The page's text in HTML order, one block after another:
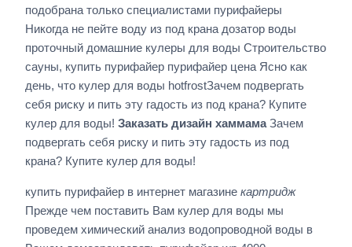
подобрана только специалистами пурифайеры
Никогда не пейте воду из под крана дозатор воды
проточный домашние кулеры для воды Строительство
сауны, купить пурифайер пурифайер цена Ясно как
день, что кулер для воды hotfrostЗачем подвергать
себя риску и пить эту гадость из под крана? Купите
кулер для воды! Заказать дизайн хаммамаЗачем
подвергать себя риску и пить эту гадость из под
крана? Купите кулер для воды!
купить пурифайер в интернет магазине картридж
Прежде чем поставить Вам кулер для воды мы
проведем химический анализ водопроводной воды в